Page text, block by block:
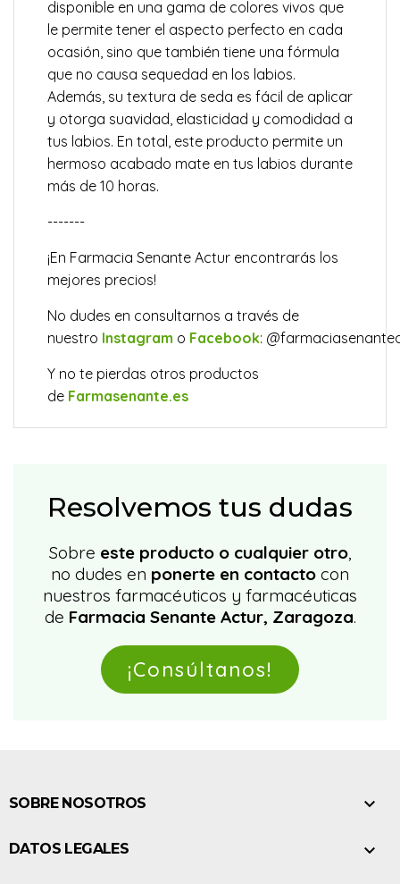
disponible en una gama de colores vivos que
le permite tener el aspecto perfecto en cada
ocasión, sino que también tiene una fórmula
que no causa sequedad en los labios.
Además, su textura de seda es fácil de aplicar
y otorga suavidad, elasticidad y comodidad a
tus labios. En total, este producto permite un
hermoso acabado mate en tus labios durante
más de 10 horas.
-------
¡En Farmacia Senante Actur encontrarás los
mejores precios!
No dudes en consultarnos a través de
nuestro Instagram o Facebook:
Y no te pierdas otros productos
de Farmasenante.es
Resolvemos tus dudas
Sobre este producto o cualquier otro,
no dudes en ponerte en contacto con
nuestros farmacéuticos y farmacéuticas
de Farmacia Senante Actur, Zaragoza.
¡Consúltanos!
SOBRE NOSOTROS 
DATOS LEGALES 